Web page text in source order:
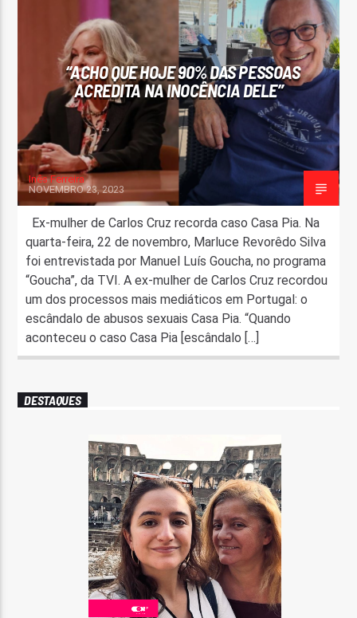
FAIXA ATUAL
TÍTULO
ON FM
“ACHO QUE HOJE 90% DAS PESSOAS
ACREDITA NA INOCÊNCIA DELE”
Inês Ferreira
NOVEMBRO 23, 2023
Ex-mulher de Carlos Cruz recorda caso Casa Pia. Na
quarta-feira, 22 de novembro, Marluce Revorêdo Silva
foi entrevistada por Manuel Luís Goucha, no programa
“Goucha”, da TVI. A ex-mulher de Carlos Cruz recordou
um dos processos mais mediáticos em Portugal: o
escândalo de abusos sexuais Casa Pia. “Quando
aconteceu o caso Casa Pia [escândalo […]
DESTAQUES